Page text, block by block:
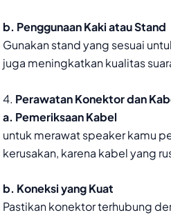
b. Penggunaan Kaki atau Stand
Gunakan stand yang sesuai
juga meningkatkan kualitas
4. Perawatan Konektor dan
a. Pemeriksaan Kabel
untuk merawat speaker kamu
kerusakan, karena kabel yang
b. Koneksi yang Kuat
Pastikan konektor terhubung